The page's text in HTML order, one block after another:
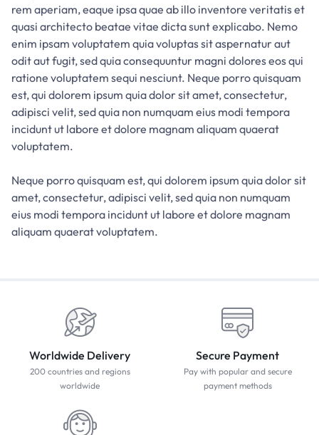
rem aperiam, eaque ipsa quae ab illo inventore veritatis et
quasi architecto beatae vitae dicta sunt explicabo. Nemo
enim ipsam voluptatem quia voluptas sit aspernatur aut
odit aut fugit, sed quia consequuntur magni dolores eos qui
ratione voluptatem sequi nesciunt. Neque porro quisquam
est, qui dolorem ipsum quia dolor sit amet, consectetur,
adipisci velit, sed quia non numquam eius modi tempora
incidunt ut labore et dolore magnam aliquam quaerat
voluptatem.
Neque porro quisquam est, qui dolorem ipsum quia dolor sit
amet, consectetur, adipisci velit, sed quia non numquam
eius modi tempora incidunt ut labore et dolore magnam
aliquam quaerat voluptatem.
Worldwide Delivery
200 countries and regions
worldwide
Secure Payment
Pay with popular and secure
payment methods